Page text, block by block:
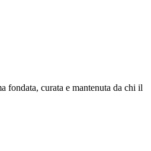
fondata, curata e mantenuta da chi il